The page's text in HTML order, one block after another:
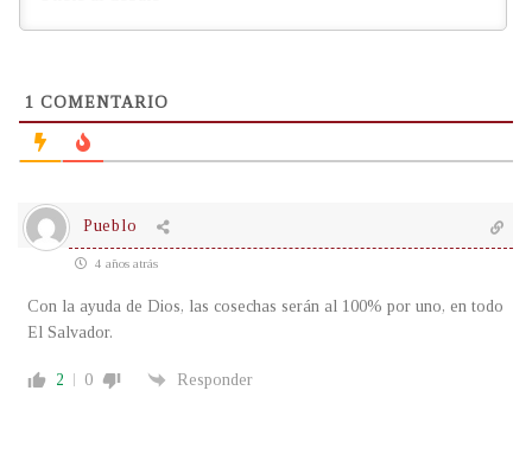
1 COMENTARIO
Pueblo
4 años atrás
Con la ayuda de Dios, las cosechas serán al 100% por uno, en todo
El Salvador.
2 0 Responder